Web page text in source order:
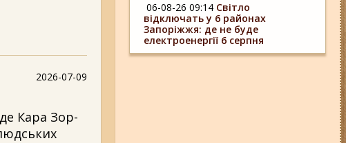
2026-07-09
Кара Зор-
06-08-26 09:14 Світло
відключать у 6 районах
Запоріжжя: де не буде
електроенергії 6 серпня